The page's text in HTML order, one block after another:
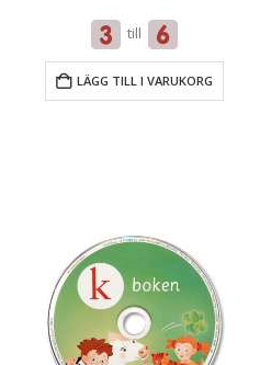
till
LÄGG TILL I VARUKORG